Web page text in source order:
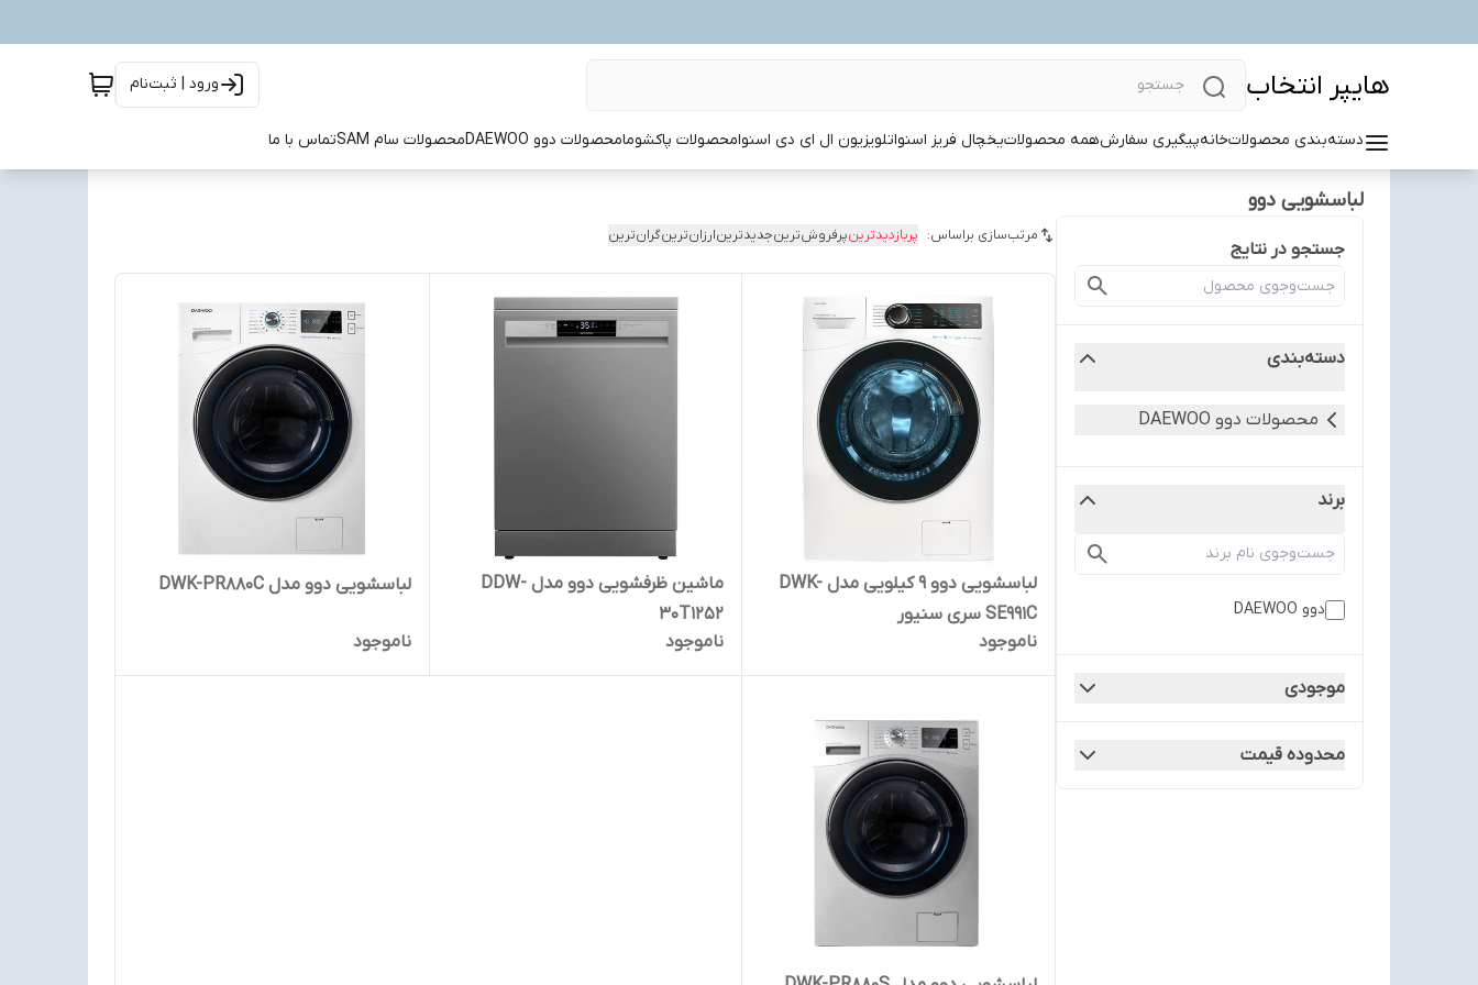
هایپر انتخاب ورود | ثبت‌نام
دسته‌بندی محصولاتخانهپیگیری سفارشهمه محصولاتیخچال فریز اسنواتلویزیون ال ای دی اسنوامحصولات پاکشومامحصولات دوو DAEWOO محصولات سام SAM تماس با ما
لباسشویی دوو
جستجو در نتایج
دسته‌بندی
محصولات دوو DAEWOO
برند
دوو DAEWOO
موجودی
محدوده قیمت
مرتب‌سازی براساس: پربازدیدترینپرفروش‌ترینجدیدترینارزان‌ترینگران‌ترین
لباسشویی دوو 9 کیلویی مدل DWK-
SE991C سری سنیور
ناموجود
ماشین ظرفشویی دوو مدل DDW-
30T1252
ناموجود
لباسشویی دوو مدل DWK-PR880C
ناموجود